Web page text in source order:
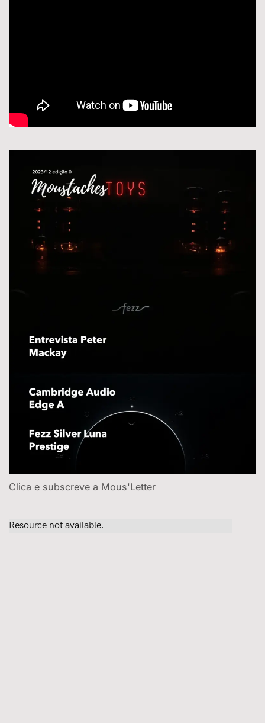
Clica e subscreve a Mous'Letter